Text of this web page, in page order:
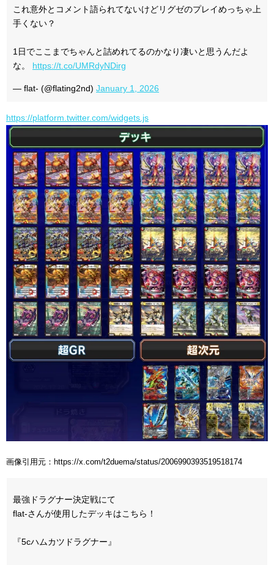
これ意外とコメント語られてないけどリグゼのプレイめっちゃ上
手くない？
1日でここまでちゃんと詰めれてるのかなり凄いと思うんだよ
な。 https://t.co/UMRdyNDirg
— flat- (@flating2nd) January 1, 2026
https://platform.twitter.com/widgets.js
画像引用元：https://x.com/t2duema/status/2006990393519518174
最強ドラグナー決定戦にて
flat-さんが使用したデッキはこちら！
『5cハムカツドラグナー』